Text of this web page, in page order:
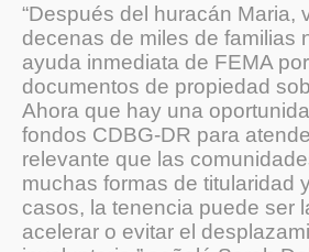
“Después del huracán Maria,
decenas de miles de familias
ayuda inmediata de FEMA
documentos de propiedad
Ahora que hay una
fondos CDBG-DR para
relevante que las
muchas formas de titularidad
casos, la tenencia puede ser
acelerar o evitar el